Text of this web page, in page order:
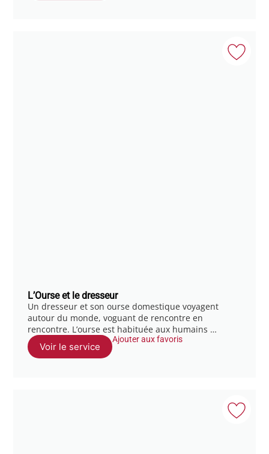
L’Ourse et le dresseur
Un dresseur et son ourse domestique voyagent
autour du monde, voguant de rencontre en
rencontre. L’ourse est habituée aux humains …
Voir le service
Ajouter aux favoris